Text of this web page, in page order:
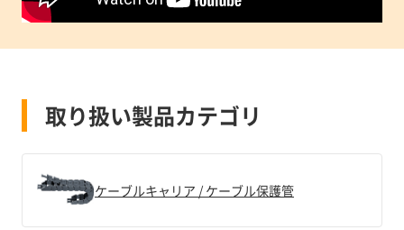
取り扱い製品カテゴリ
ケーブルキャリア / ケーブル保護管